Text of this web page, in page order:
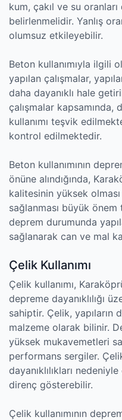
kum, çakıl ve su
belirlenmelidir. Yanlış
olumsuz etkileyebilir.
Beton kullanımıyla ilgili
yapılan çalışmalar,
daha dayanıklı hale
çalışmalar kapsamında,
kullanımı teşvik
kontrol edilmektedir.
Beton kullanımının
önüne alındığında,
kalitesinin yüksek
sağlanması büyük önem
deprem durumunda
sağlanarak can ve mal
Çelik Kullanımı
Çelik kullanımı,
depreme dayanıklılığı
sahiptir. Çelik, yapıların
malzeme olarak bilinir.
yüksek mukavemetleri
performans sergiler.
dayanıklılıkları
direnç gösterebilir.
Çelik kullanımının